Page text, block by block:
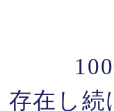
存在し続